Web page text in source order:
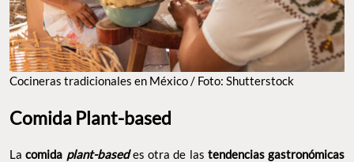
Cocineras tradicionales en México / Foto: Shutterstock
Comida Plant-based
Lacomida plant-based es otra de las tendencias gastronómicas